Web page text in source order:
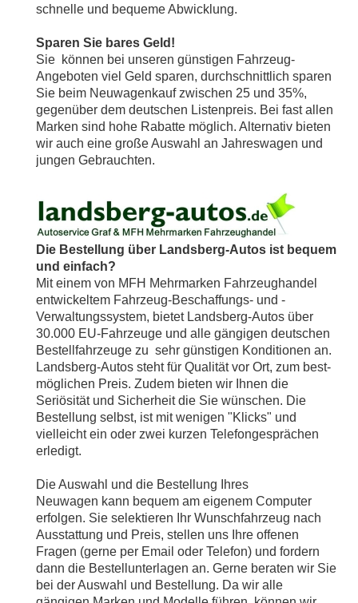
schnelle und bequeme Abwicklung.
Sparen Sie bares Geld!
Sie können bei unseren günstigen Fahrzeug-
Angeboten viel Geld sparen, durchschnittlich sparen
Sie beim Neuwagenkauf zwischen 25 und 35%,
gegenüber dem deutschen Listenpreis. Bei fast allen
Marken sind hohe Rabatte möglich. Alternativ bieten
wir auch eine große Auswahl an Jahreswagen und
jungen Gebrauchten.
Die Bestellung über Landsberg-Autos ist bequem
und einfach?
Mit einem von MFH Mehrmarken Fahrzeughandel
entwickeltem Fahrzeug-Beschaffungs- und -
Verwaltungssystem, bietet Landsberg-Autos über
30.000 EU-Fahrzeuge und alle gängigen deutschen
Bestellfahrzeuge zu sehr günstigen Konditionen an.
Landsberg-Autos steht für Qualität vor Ort, zum best-
möglichen Preis. Zudem bieten wir Ihnen die
Seriösität und Sicherheit die Sie wünschen. Die
Bestellung selbst, ist mit wenigen "Klicks" und
vielleicht ein oder zwei kurzen Telefongesprächen
erledigt.
Die Auswahl und die Bestellung Ihres
Neuwagen kann bequem am eigenem Computer
erfolgen. Sie selektieren Ihr Wunschfahrzeug nach
Ausstattung und Preis, stellen uns Ihre offenen
Fragen (gerne per Email oder Telefon) und fordern
dann die Bestellunterlagen an. Gerne beraten wir Sie
bei der Auswahl und Bestellung. Da wir alle